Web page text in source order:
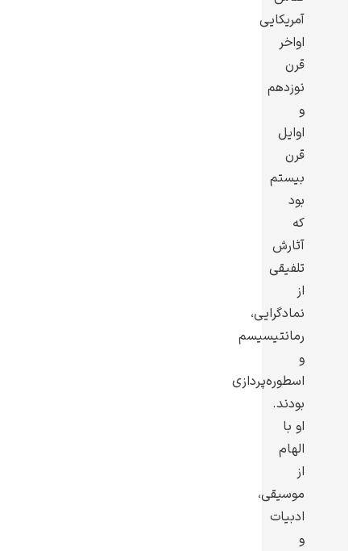
کامی پیسارو
آمریکایی
اواخر
قرن
نوزدهم
و
اوایل
قرن
بیستم
بود
که
آثارش
تلفیقی
از
نمادگرایی،
رمانتیسیسم
و
اسطوره‌پردازی
بودند.
او با
الهام
از
موسیقی،
ادبیات
و